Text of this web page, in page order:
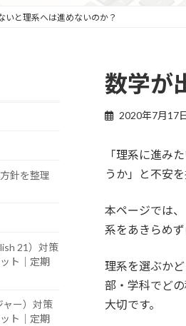
いと理系へは進めないのか？
数学が
2020年7月17
「理系に進み
うか」と不安
本ページでは、
系をあきらめ
理系を選ぶか
部・学科でど
大切です。
針を整理
21）対策
ト｜定期
ー）対策
ト｜定期